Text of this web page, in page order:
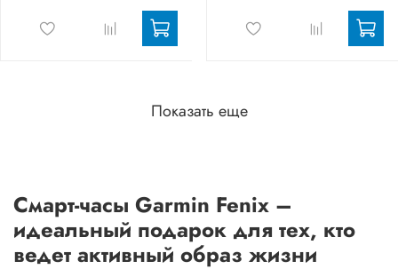
Показать еще
Смарт-часы Garmin Fenix –
идеальный подарок для тех, кто
ведет активный образ жизни